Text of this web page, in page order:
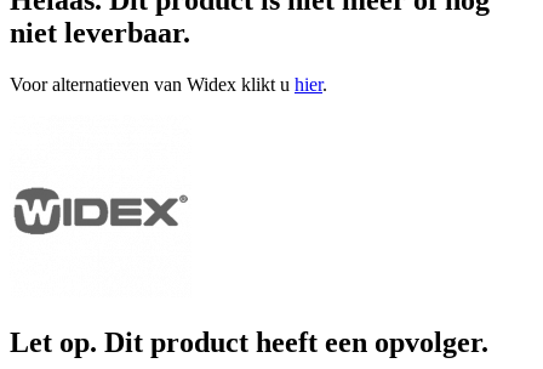
niet leverbaar.
Voor alternatieven van Widex klikt u hier.
Let op. Dit product heeft een opvolger.